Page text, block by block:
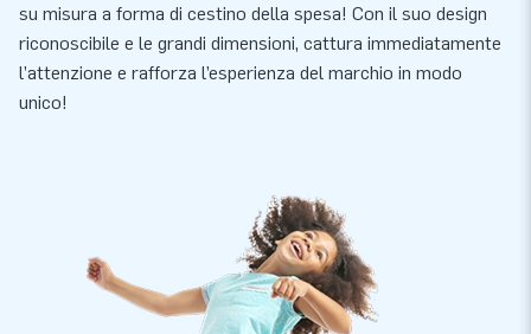
su misura a forma di cestino della spesa! Con il suo design
riconoscibile e le grandi dimensioni, cattura immediatamente
l’attenzione e rafforza l’esperienza del marchio in modo
unico!